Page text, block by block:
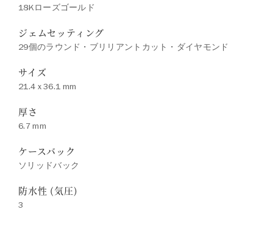
18Kローズゴールド
ジェムセッティング
29個のラウンド・ブリリアントカット・ダイヤモンド
サイズ
21.4 x 36.1 mm
厚さ
6.7 mm
ケースバック
ソリッドバック
防水性 (気圧)
3